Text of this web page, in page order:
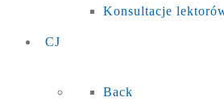
Konsultacje
CJ
Back